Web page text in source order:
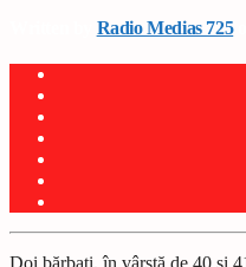
Radio Medias 725